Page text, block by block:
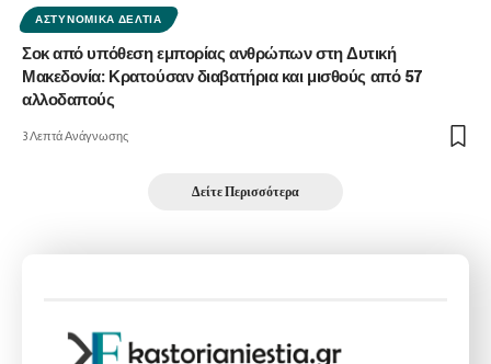
ΑΣΤΥΝΟΜΙΚΆ ΔΕΛΤΊΑ
Σοκ από υπόθεση εμπορίας ανθρώπων στη Δυτική
Μακεδονία: Κρατούσαν διαβατήρια και μισθούς από 57
αλλοδαπούς
3 Λεπτά Ανάγνωσης
Δείτε Περισσότερα